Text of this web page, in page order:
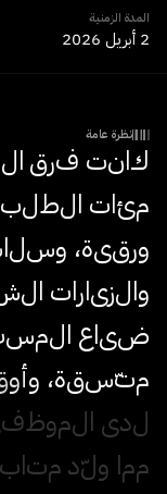
المدة الزمنية
2 أبريل 2026
نظرة عامة
كانت فرقال
مئات الطلب
ورقية، وسلا
والزيارات ال
ضياع المس
متسقة، وأو
لدى الموظف
مما ولدمتاب